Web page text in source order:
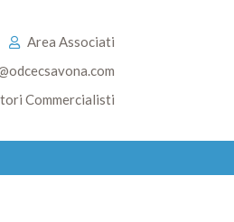
Area Associati
Commercialisti